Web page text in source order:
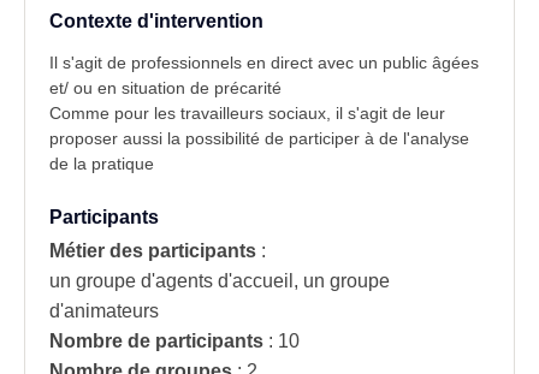
Contexte d'intervention
Il s'agit de professionnels en direct avec un public âgées
et/ ou en situation de précarité
Comme pour les travailleurs sociaux, il s'agit de leur
proposer aussi la possibilité de participer à de l'analyse
de la pratique
Participants
Métier des participants :
un groupe d'agents d'accueil, un groupe
d'animateurs
Nombre de participants : 10